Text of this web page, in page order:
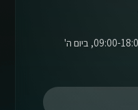
שעות הפעילות שלנו בימים א'-ד' 09:00-18:00, ביום ה'